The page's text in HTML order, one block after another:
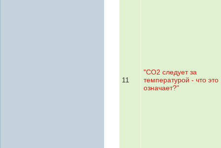
11
"СО2 следует за
температурой - что это
означает?"